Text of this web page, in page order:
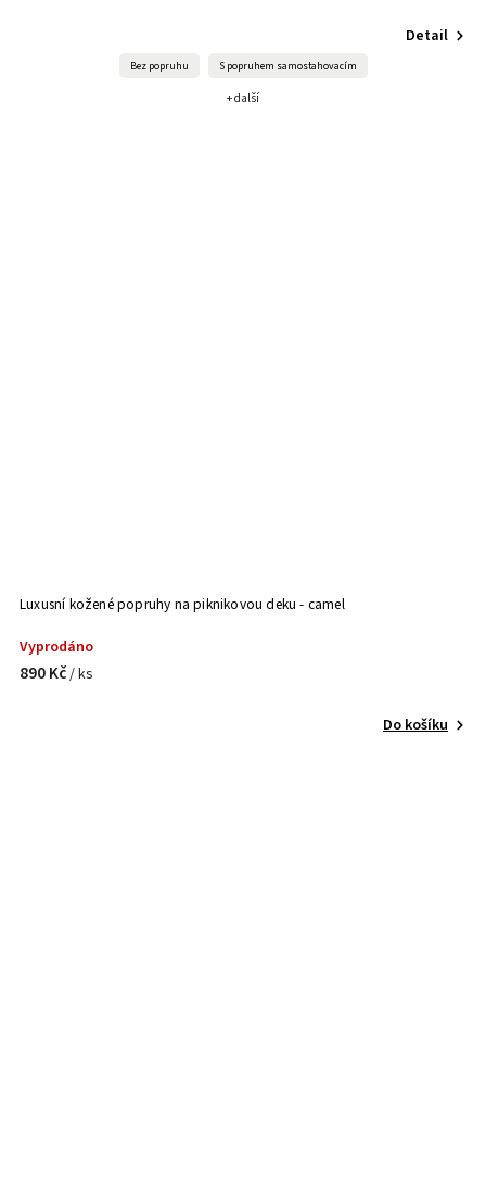
Detail
Bez popruhu S popruhem samostahovacím
+ další
Luxusní kožené popruhy na piknikovou deku - camel
Vyprodáno
890 Kč/ ks
Do košíku